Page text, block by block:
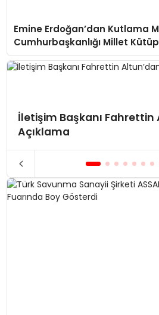
Emine Erdoğan’dan Kutlama
Cumhurbaşkanlığı Millet
İletişim Başkanı Fahrettin
Açıklama